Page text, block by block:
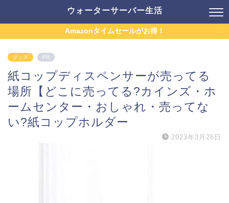
ウォーターサーバー生活
Amazonタイムセールがお得！
グッズ PR
紙コップディスペンサーが売ってる
場所【どこに売ってる?カインズ・ホ
ームセンター・おしゃれ・売ってな
い?紙コップホルダー
2023年3月26日